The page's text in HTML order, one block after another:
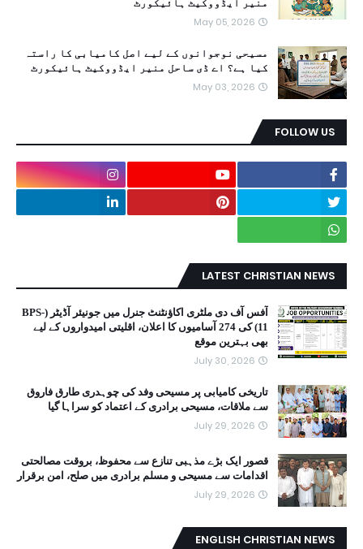
منیر ایڈووکیٹ ہائیکورٹ
May 05, 2026
مسیحی نوجوانوں کے لیے اصل کامیابی کا راستہ
کیا ہے؟ اے ڈی ساحل منیر ایڈووکیٹ ہائیکورٹ
May 03, 2026
FOLLOW US
LATEST CHRISTIAN NEWS
آفس آف دی ملٹری اکاؤنٹنٹ جنرل میں جونیئر آڈیٹر (BPS-
11) کی 274 آسامیوں کا اعلان، اقلیتی امیدواروں کے لیے
بھی بہترین موقع
July 30, 2026
تاریخی کامیابی پر مسیحی وفد کی چوہدری طارق فاروق
سے ملاقات، مسیحی برادری کے اعتماد کو سراہا گیا
July 29, 2026
قصور ایک بڑے مذہبی تنازع سے محفوظ، بروقت مصالحتی
اقدامات سے مسیحی و مسلم برادری میں صلح، امن برقرار
July 29, 2026
ENGLISH CHRISTIAN NEWS